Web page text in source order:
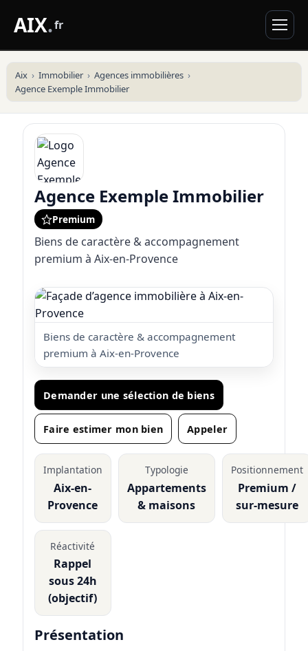
AIX.fr
Aix Immobilier
Agences immobilières
Agence Exemple Immobilier
Agence Exemple Immobilier
Premium
Biens de caractère & accompagnement
premium à Aix-en-Provence
Biens de caractère & accompagnement
premium à Aix-en-Provence
Demander une sélection de biens
Faire estimer mon bien Appeler
Implantation
Aix-en-
Provence
Typologie
Appartements
& maisons
Positionnement
Premium /
sur-mesure
Réactivité
Rappel
sous 24h
(objectif)
Présentation